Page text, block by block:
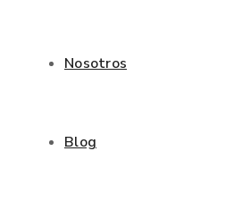
Nosotros
Blog